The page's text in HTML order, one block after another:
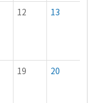
12 13
19 20